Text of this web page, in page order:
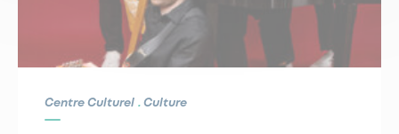
Centre Culturel Culture